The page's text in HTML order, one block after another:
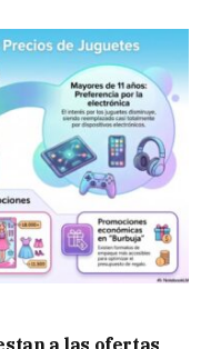
a las ofertas